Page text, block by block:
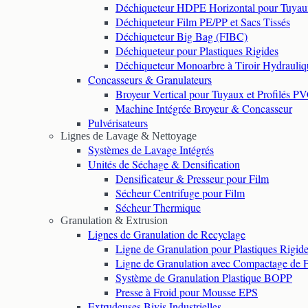
Déchiqueteur HDPE Horizontal pour
Déchiqueteur Film PE/PP et Sacs Tissés
Déchiqueteur Big Bag (FIBC)
Déchiqueteur pour Plastiques Rigides
Déchiqueteur Monoarbre à Tiroir
Concasseurs & Granulateurs
Broyeur Vertical pour Tuyaux et Profilés
Machine Intégrée Broyeur & Concasseur
Pulvérisateurs
Lignes de Lavage & Nettoyage
Systèmes de Lavage Intégrés
Unités de Séchage & Densification
Densificateur & Presseur pour Film
Sécheur Centrifuge pour Film
Sécheur Thermique
Granulation & Extrusion
Lignes de Granulation de Recyclage
Ligne de Granulation pour Plastiques
Ligne de Granulation avec Compactage de
Système de Granulation Plastique BOPP
Presse à Froid pour Mousse EPS